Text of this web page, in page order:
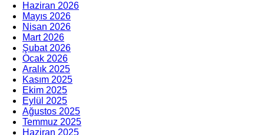
Haziran 2026
Mayıs 2026
Nisan 2026
Mart 2026
Şubat 2026
Ocak 2026
Aralık 2025
Kasım 2025
Ekim 2025
Eylül 2025
Ağustos 2025
Temmuz 2025
Haziran 2025